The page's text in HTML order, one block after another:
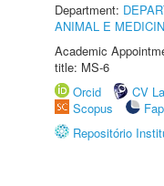
Department:
ANIMAL E
Academic
title: MS-6
Orcid
CV
Scopus
Repositório